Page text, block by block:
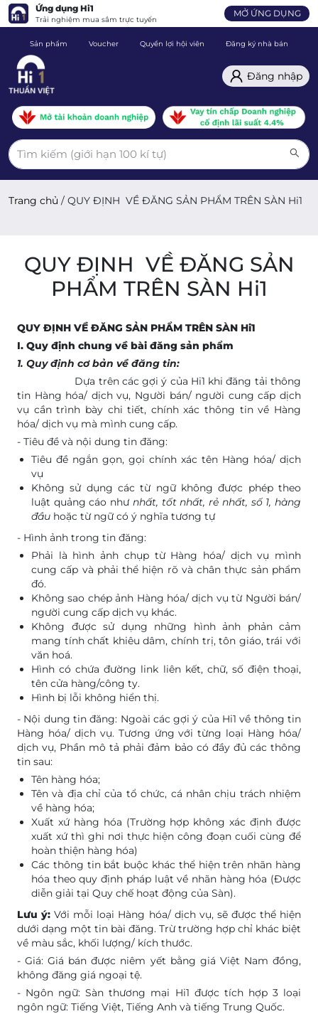
Ứng dụng Hi1
Trải nghiệm mua sắm trực tuyến
MỞ ỨNG DỤNG
Sản phẩm Voucher Quyền lợi hội viên Đăng ký nhà bán
Đăng nhập
Trang chủ / QUY ĐỊNH VỀ ĐĂNG SẢN PHẨM TRÊN SÀN Hi1
QUY ĐỊNH VỀ ĐĂNG SẢN
PHẨM TRÊN SÀN Hi1
QUY ĐỊNH VỀ ĐĂNG SẢN PHẨM TRÊN SÀN Hi1
I. Quy định chung về bài đăng sản phẩm
1. Quy định cơ bản về đăng tin:
Dựa trên các gợi ý của Hi1 khi đăng tải thông
tin Hàng hóa/ dịch vụ, Người bán/ người cung cấp dịch
vụ cần trình bày chi tiết, chính xác thông tin về Hàng
hóa/ dịch vụ mà mình cung cấp.
- Tiêu đề và nội dung tin đăng:
Tiêu đề ngắn gọn, gọi chính xác tên Hàng hóa/ dịch
vụ
Không sử dụng các từ ngữ không được phép theo
luật quảng cáo như nhất, tốt nhất, rẻ nhất, số 1, hàng
đầu hoặc từ ngữ có ý nghĩa tương tự
- Hình ảnh trong tin đăng:
Phải là hình ảnh chụp từ Hàng hóa/ dịch vụ mình
cung cấp và phải thể hiện rõ và chân thực sản phẩm
đó.
Không sao chép ảnh Hàng hóa/ dịch vụ từ Người bán/
người cung cấp dịch vụ khác.
Không được sử dụng những hình ảnh phản cảm
mang tính chất khiêu dâm, chính trị, tôn giáo, trái với
văn hoá.
Hình có chứa đường link liên kết, chữ, số điện thoại,
tên cửa hàng/công ty.
Hình bị lỗi không hiển thị.
- Nội dung tin đăng: Ngoài các gợi ý của Hi1 về thông tin
Hàng hóa/ dịch vụ. Tương ứng với từng loại Hàng hóa/
dịch vụ, Phần mô tả phải đảm bảo có đầy đủ các thông
tin sau:
Tên hàng hóa;
Tên và địa chỉ của tổ chức, cá nhân chịu trách nhiệm
về hàng hóa;
Xuất xứ hàng hóa (Trường hợp không xác định được
xuất xứ thì ghi nơi thực hiện công đoạn cuối cùng để
hoàn thiện hàng hóa)
Các thông tin bắt buộc khác thể hiện trên nhãn hàng
hóa theo quy định pháp luật về nhãn hàng hóa (Được
diễn giải tại Quy chế hoạt động của Sàn).
Lưu ý: Với mỗi loại Hàng hóa/ dịch vụ, sẽ được thể hiện
dưới dạng một tin bài đăng. Trừ trường hợp chỉ khác biệt
về màu sắc, khối lượng/ kích thước.
- Giá: Giá bán được niêm yết bằng giá Việt Nam đồng,
không đăng giá ngoại tệ.
- Ngôn ngữ: Sàn thương mại Hi1 được tích hợp 3 loại
ngôn ngữ: Tiếng Việt, Tiếng Anh và tiếng Trung Quốc.